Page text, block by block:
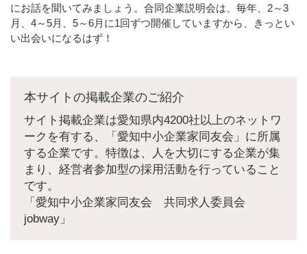
にお話を聞いてみましょう。合同企業説明会は、毎年、2～3
月、4～5月、5～6月に1回ずつ開催していますから、きっとい
い出会いになるはず！
本サイトの掲載企業のご紹介
サイト掲載企業は愛知県内4200社以上のネットワ
ークを有する、「愛知中小企業家同友会」に所属
する企業です。特徴は、人を大切にする企業が集
まり、経営者参加型の採用活動を行っていること
です。
「愛知中小企業家同友会 共同求人委員会
jobway」